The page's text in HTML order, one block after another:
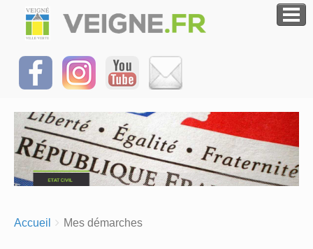
Breadcrumbs
You
Accueil Mes démarches